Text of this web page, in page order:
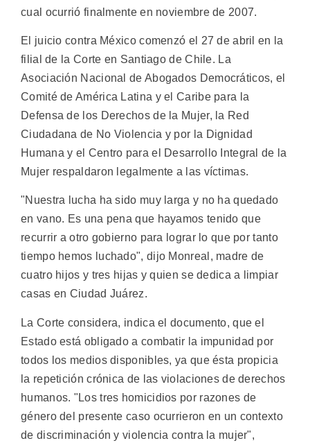
cual ocurrió finalmente en noviembre de 2007.
El juicio contra México comenzó el 27 de abril en la
filial de la Corte en Santiago de Chile. La
Asociación Nacional de Abogados Democráticos, el
Comité de América Latina y el Caribe para la
Defensa de los Derechos de la Mujer, la Red
Ciudadana de No Violencia y por la Dignidad
Humana y el Centro para el Desarrollo Integral de la
Mujer respaldaron legalmente a las víctimas.
"Nuestra lucha ha sido muy larga y no ha quedado
en vano. Es una pena que hayamos tenido que
recurrir a otro gobierno para lograr lo que por tanto
tiempo hemos luchado", dijo Monreal, madre de
cuatro hijos y tres hijas y quien se dedica a limpiar
casas en Ciudad Juárez.
La Corte considera, indica el documento, que el
Estado está obligado a combatir la impunidad por
todos los medios disponibles, ya que ésta propicia
la repetición crónica de las violaciones de derechos
humanos. "Los tres homicidios por razones de
género del presente caso ocurrieron en un contexto
de discriminación y violencia contra la mujer",